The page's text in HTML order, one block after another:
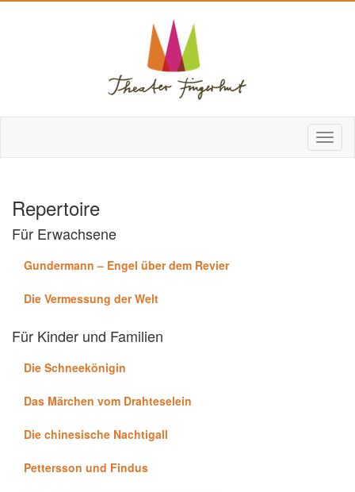
Repertoire
Für Erwachsene
Gundermann – Engel über dem Revier
Die Vermessung der Welt
Für Kinder und Familien
Die Schneekönigin
Das Märchen vom Drahteselein
Die chinesische Nachtigall
Pettersson und Findus